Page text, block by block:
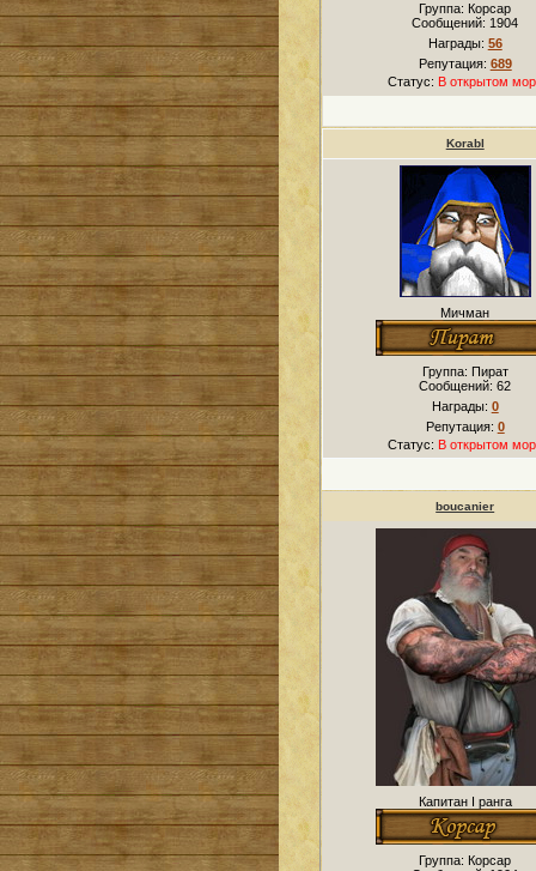
Группа: Корсар
Сообщений: 1904
Награды: 56
Репутация: 689
Статус: В открытом
Korabl
Мичман
Группа: Пират
Сообщений:62
Награды: 0
Репутация: 0
Статус: В открытом
boucanier
Капитан I ранга
Группа: Корсар